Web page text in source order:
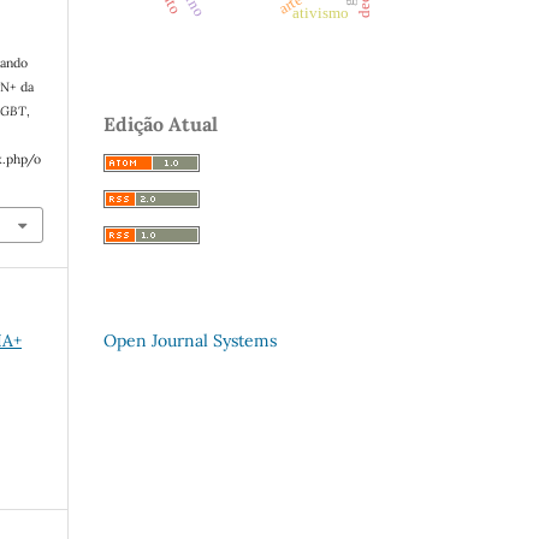
da
o
ativismo
Edição Atual
Open Journal Systems